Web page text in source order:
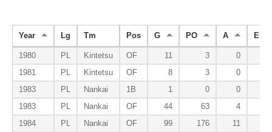
Year Lg Tm Pos G PO A E
1980 PL Kintetsu OF 11 3 0
1981
PL Kintetsu OF 8 3 0
1983
PL Nankai 1B 1 0 0
1983
PL Nankai OF 44 63 4
1984
PL Nankai OF 99 176 11